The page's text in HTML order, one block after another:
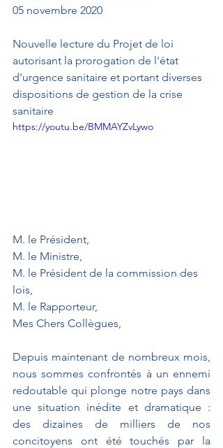
05 novembre 2020
Nouvelle lecture du Projet de loi
autorisant la prorogation de l'état
d'urgence sanitaire et portant diverses
dispositions de gestion de la crise
sanitaire
https://youtu.be/BMMAYZvLywo
M. le Président,
M. le Ministre,
M. le Président de la commission des
lois,
M. le Rapporteur,
Mes Chers Collègues,
Depuis maintenant de nombreux mois,
nous sommes confrontés à un ennemi
redoutable qui plonge notre pays dans
une situation inédite et dramatique :
des dizaines de milliers de nos
concitoyens ont été touchés par la